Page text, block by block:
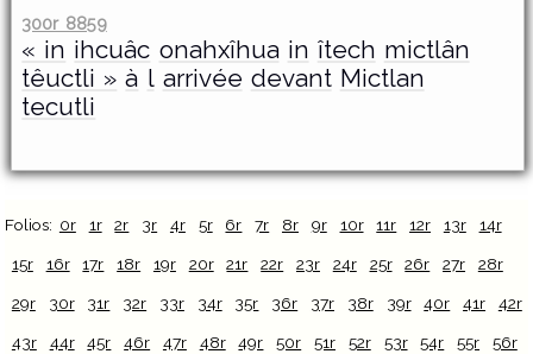
300r 8859
« in ihcuâc onahxîhua in îtech mictlân
têuctli » à l arrivée devant Mictlan
tecutli
Folios: 0r 1r 2r 3r 4r 5r 6r 7r 8r 9r 10r 11r 12r 13r 14r
15r 16r 17r 18r 19r 20r 21r 22r 23r 24r 25r 26r 27r 28r
29r 30r 31r 32r 33r 34r 35r 36r 37r 38r 39r 40r 41r 42r
43r 44r 45r 46r 47r 48r 49r 50r 51r 52r 53r 54r 55r 56r